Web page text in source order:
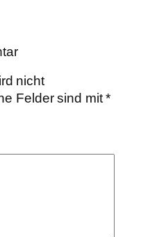
nicht
Felder sind mit*